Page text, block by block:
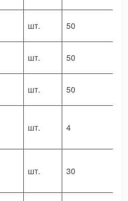
шт. 50
шт. 50
шт. 50
шт. 4
шт. 30